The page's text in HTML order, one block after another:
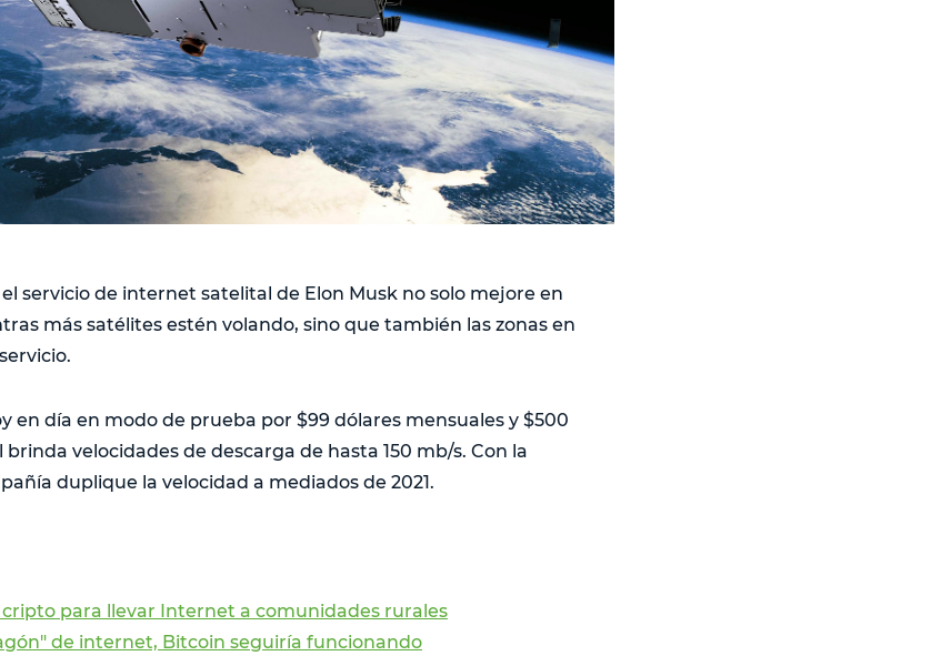
servicio de internet satelital de Elon Musk no solo mejore en
más satélites estén volando, sino que también las zonas en
en día en modo de prueba por $99 dólares mensuales y $500
velocidades de descarga de hasta 150 mb/s. Con la
duplique la velocidad a mediados de 2021.
para llevar Internet a comunidades rurales
de internet, Bitcoin seguiría funcionando